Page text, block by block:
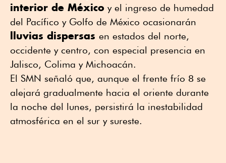
interior de México y el ingreso de humedad
del Pacífico y Golfo de México ocasionarán
lluvias dispersas en estados del norte,
occidente y centro, con especial presencia en
Jalisco, Colima y Michoacán.
El SMN señaló que, aunque el frente frío 8 se
alejará gradualmente hacia el oriente durante
la noche del lunes, persistirá la inestabilidad
atmosférica en el sur y sureste.